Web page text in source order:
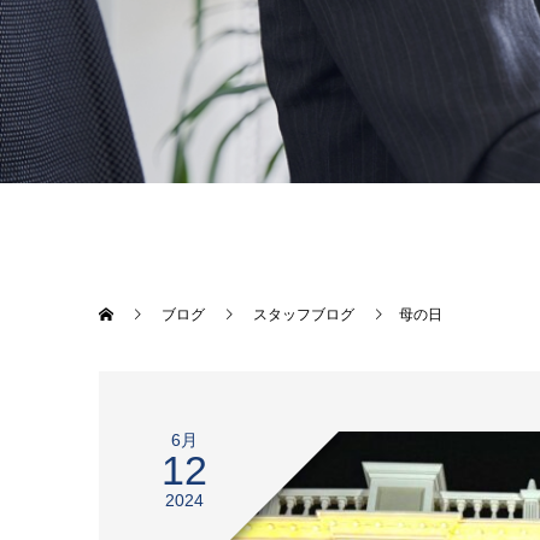
ブログ スタッフブログ 母の日
6月
12
2024